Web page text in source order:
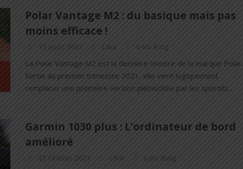
Polar Vantage M2 : du basique mais pas
moins efficace !
17 août 2021 Like Loïc Roig
La Polar Vantage M2 est la dernière montre de la marque Polar.
Sortie au premier trimestre 2021, elle vient logiquement
remplacer une première version plébiscitée par les sportifs...
Garmin 1030 plus : L’ordinateur de bord
amélioré
21 février 2021 Like Loïc Roig